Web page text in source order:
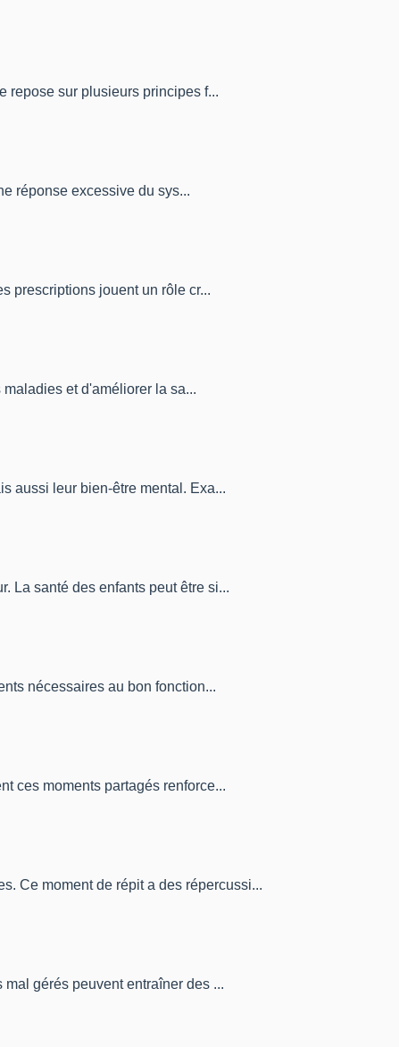
repose sur plusieurs principes f...
réponse excessive du sys...
prescriptions jouent un rôle cr...
et d'améliorer la sa...
aussi leur bien-être mental. Exa...
La santé des enfants peut être si...
nécessaires au bon fonction...
ces moments partagés renforce...
Ce moment de répit a des répercussi...
gérés peuvent entraîner des ...